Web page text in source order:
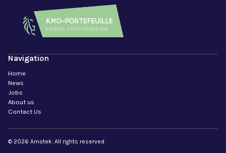
Navigation
Home
News
Jobs
About us
Contact Us
© 2026 Amotek. All rights reserved